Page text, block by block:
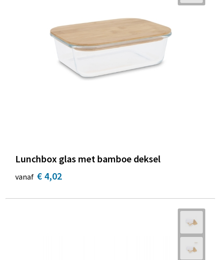
Lunchbox glas met bamboe deksel
vanaf € 4,02